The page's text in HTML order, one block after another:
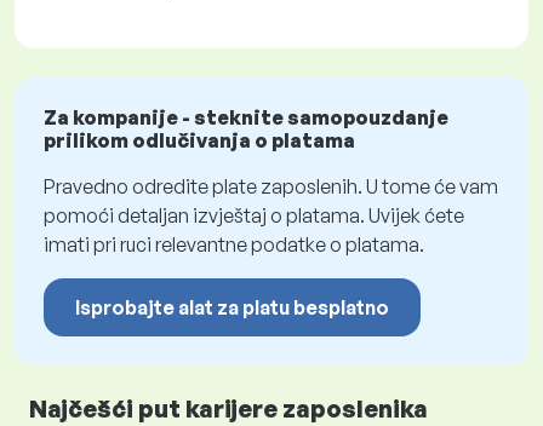
Za kompanije - steknite samopouzdanje
prilikom odlučivanja o platama
Pravedno odredite plate zaposlenih. U tome će vam
pomoći detaljan izvještaj o platama. Uvijek ćete
imati pri ruci relevantne podatke o platama.
Isprobajte alat za platu besplatno
Najčešći put karijere zaposlenika